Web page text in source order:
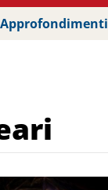
Approfondimenti